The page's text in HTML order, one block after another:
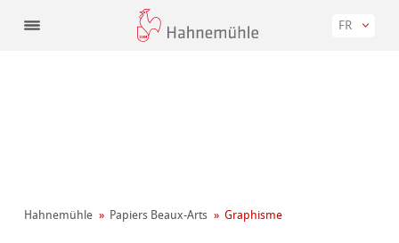
FR
Hahnemühle Papiers Beaux-Arts Graphisme